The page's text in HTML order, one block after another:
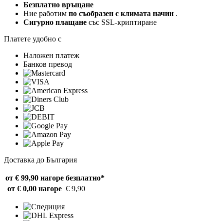
Безплатно връщане
Ние работим по съобразен с климата начин .
Сигурно плащане със SSL-криптиране
Платете удобно с
Наложен платеж
Банков превод
Доставка до България
от € 99,90 нагоре безплатно*
от € 0,00 нагоре € 9,90